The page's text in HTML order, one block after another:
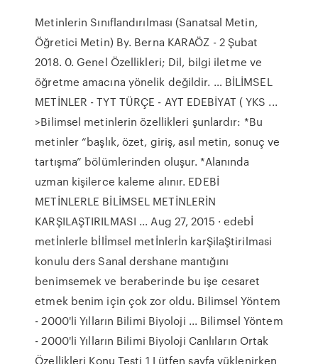
Metinlerin Sınıflandırılması (Sanatsal Metin,
Öğretici Metin) By. Berna KARAÖZ - 2 Şubat
2018. 0. Genel Özellikleri; Dil, bilgi iletme ve
öğretme amacına yönelik değildir. … BİLİMSEL
METİNLER - TYT TÜRÇE - AYT EDEBİYAT ( YKS ...
>Bilimsel metinlerin özellikleri şunlardır: *Bu
metinler “başlık, özet, giriş, asıl metin, sonuç ve
tartışma” bölümlerinden oluşur. *Alanında
uzman kişilerce kaleme alınır. EDEBİ
METİNLERLE BİLİMSEL METİNLERİN
KARŞILAŞTIRILMASI ... Aug 27, 2015 · edebİ
metİnlerle bİlİmsel metİnlerİn karŞilaŞtirilmasi
konulu ders Sanal dershane mantığını
benimsemek ve beraberinde bu işe cesaret
etmek benim için çok zor oldu. Bilimsel Yöntem
- 2000'li Yılların Bilimi Biyoloji ... Bilimsel Yöntem
- 2000'li Yılların Bilimi Biyoloji Canlıların Ortak
Özellikleri Konu Testi 1 Lütfen sayfa yüklenirken